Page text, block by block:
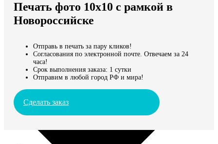
Мы доставляем по всему миру
Продолжить без города
Печать фото 10х10 с рамкой в
Новороссийске
Отправь в печать за пару кликов!
Согласования по электронной почте. Отвечаем за 24
часа!
Срок выполнения заказа: 1 сутки
Отправим в любой город РФ и мира!
Сделать заказ